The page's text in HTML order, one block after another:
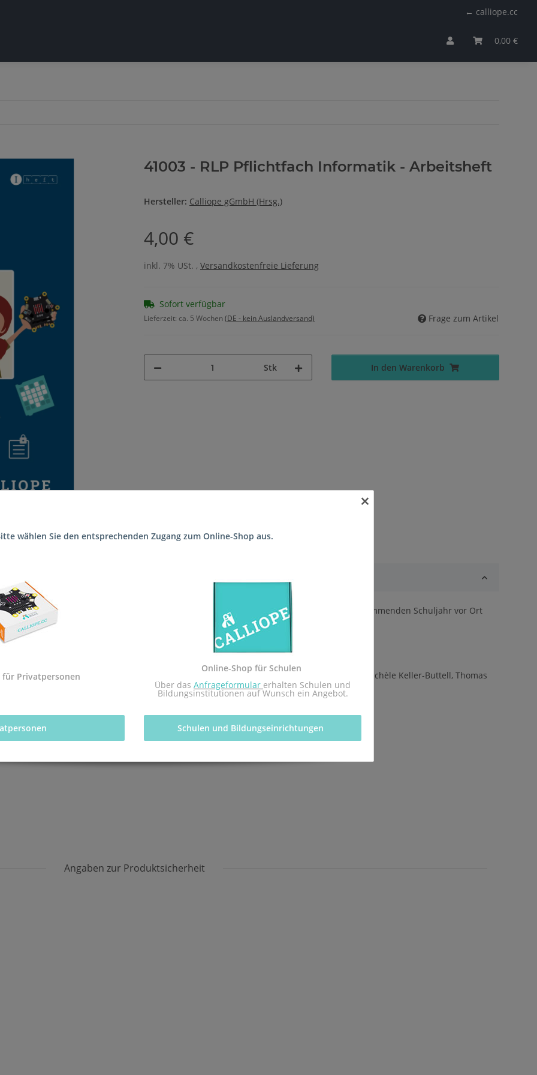
← calliope.cc
0,00 €
41003 - RLP Pflichtfach Informatik - Arbeitsheft
Hersteller: Calliope gGmbH (Hrsg.)
4,00 €
inkl. 7% USt. , Versandkostenfreie Lieferung
Sofort verfügbar
Lieferzeit: ca. 5 Wochen(DE - kein Auslandversand) Frage zum Artikel
Stk In den Warenkorb
Schule (Carl-Orff-Realschule plus Bad Dürkheim) geliefert, sodass sie rechtzeitig zum kommenden Schuljahr vor Ort
Informatik des pädagogischen Landesinstituts Rheinland-Pfalz.
mit dem Redaktionsteam inf-schule.de, insbesondere Daniel Stockhausen, Niko Markus, Michèle Keller-Buttell, Thomas
Angaben zur Produktsicherheit
×
wählen Sie den entsprechenden Zugang zum Online-Shop aus.
für Privatpersonen
Online-Shop für Schulen
Über das Anfrageformular erhalten Schulen und
Bildungsinstitutionen auf Wunsch ein Angebot.
Schulen und Bildungseinrichtungen